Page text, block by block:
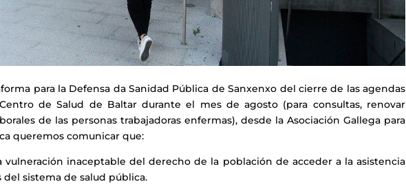
para la Defensa da Sanidad Pública de Sanxenxo del cierre de las agendas
de Salud de Baltar durante el mes de agosto (para consultas, renovar
de las personas trabajadoras enfermas), desde la Asociación Gallega para
queremos comunicar que:
vulneración inaceptable del derecho de la población de acceder a la asistencia
del sistema de salud pública.